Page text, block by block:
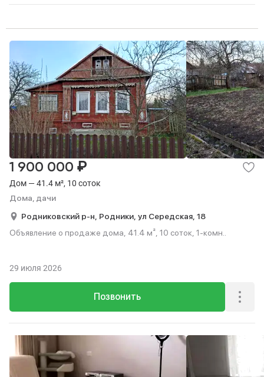
Дом — 41.4 м², 10 соток
Дома, дачи
1 900 000 ₽
Родниковский р-н, Родники, ул Середская, 18
Объявление о продаже дома, 41.4 м², 10 соток, 1-комн..
Позвонить
29 июля 2026